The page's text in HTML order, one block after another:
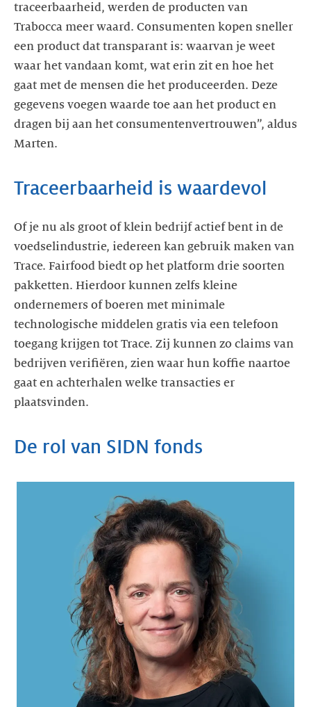
traceerbaarheid, werden de producten van
Trabocca meer waard. Consumenten kopen sneller
een product dat transparant is: waarvan je weet
waar het vandaan komt, wat erin zit en hoe het
gaat met de mensen die het produceerden. Deze
gegevens voegen waarde toe aan het product en
dragen bij aan het consumentenvertrouwen”, aldus
Marten.
Traceerbaarheid is waardevol
Of je nu als groot of klein bedrijf actief bent in de
voedselindustrie, iedereen kan gebruik maken van
Trace. Fairfood biedt op het platform drie soorten
pakketten. Hierdoor kunnen zelfs kleine
ondernemers of boeren met minimale
technologische middelen gratis via een telefoon
toegang krijgen tot Trace. Zij kunnen zo claims van
bedrijven verifiëren, zien waar hun koffie naartoe
gaat en achterhalen welke transacties er
plaatsvinden.
De rol van SIDN fonds